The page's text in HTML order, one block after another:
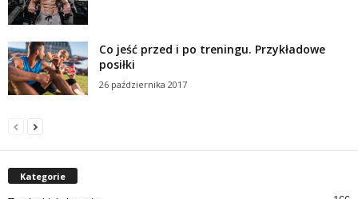
Co jeść przed i po treningu. Przykładowe
posiłki
26 października 2017
Kategorie